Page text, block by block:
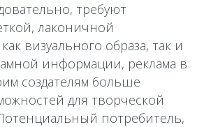
требуют
лаконичной
визуального образа, так и
информации, реклама в
создателям больше
для творческой
потребитель,